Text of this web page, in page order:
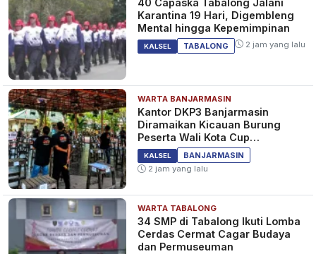
40 Capaska Tabalong Jalani
Karantina 19 Hari, Digembleng
Mental hingga Kepemimpinan
KALSEL TABALONG 2 jam yang lalu
WARTA BANJARMASIN
Kantor DKP3 Banjarmasin
Diramaikan Kicauan Burung
Peserta Wali Kota Cup
Banjarmasin
KALSEL
BANJARMASIN
2 jam yang lalu
WARTA TABALONG
34 SMP di Tabalong Ikuti Lomba
Cerdas Cermat Cagar Budaya
dan Permuseuman